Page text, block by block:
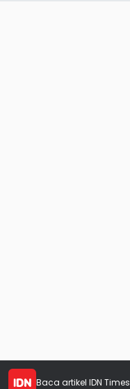
Baca artikel IDN Times